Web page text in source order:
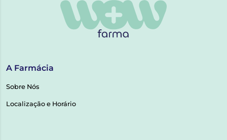
A Farmácia
Sobre Nós
Localização e Horário